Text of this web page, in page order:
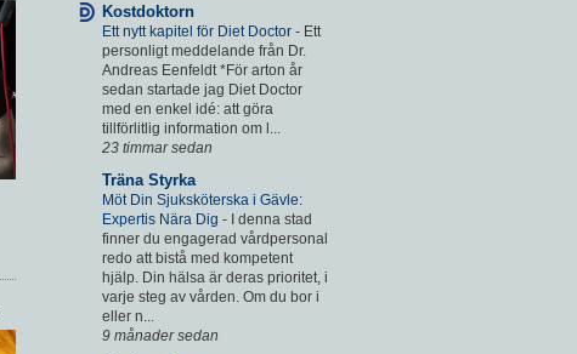
Kostdoktorn
Ett nytt kapitel för Diet Doctor - Ett
personligt meddelande från Dr.
Andreas Eenfeldt *För arton år
sedan startade jag Diet Doctor
med en enkel idé: att göra
tillförlitlig information om l...
23 timmar sedan
Träna Styrka
Möt Din Sjuksköterska i Gävle:
Expertis Nära Dig - I denna stad
finner du engagerad vårdpersonal
redo att bistå med kompetent
hjälp. Din hälsa är deras prioritet, i
varje steg av vården. Om du bor i
eller n...
9 månader sedan